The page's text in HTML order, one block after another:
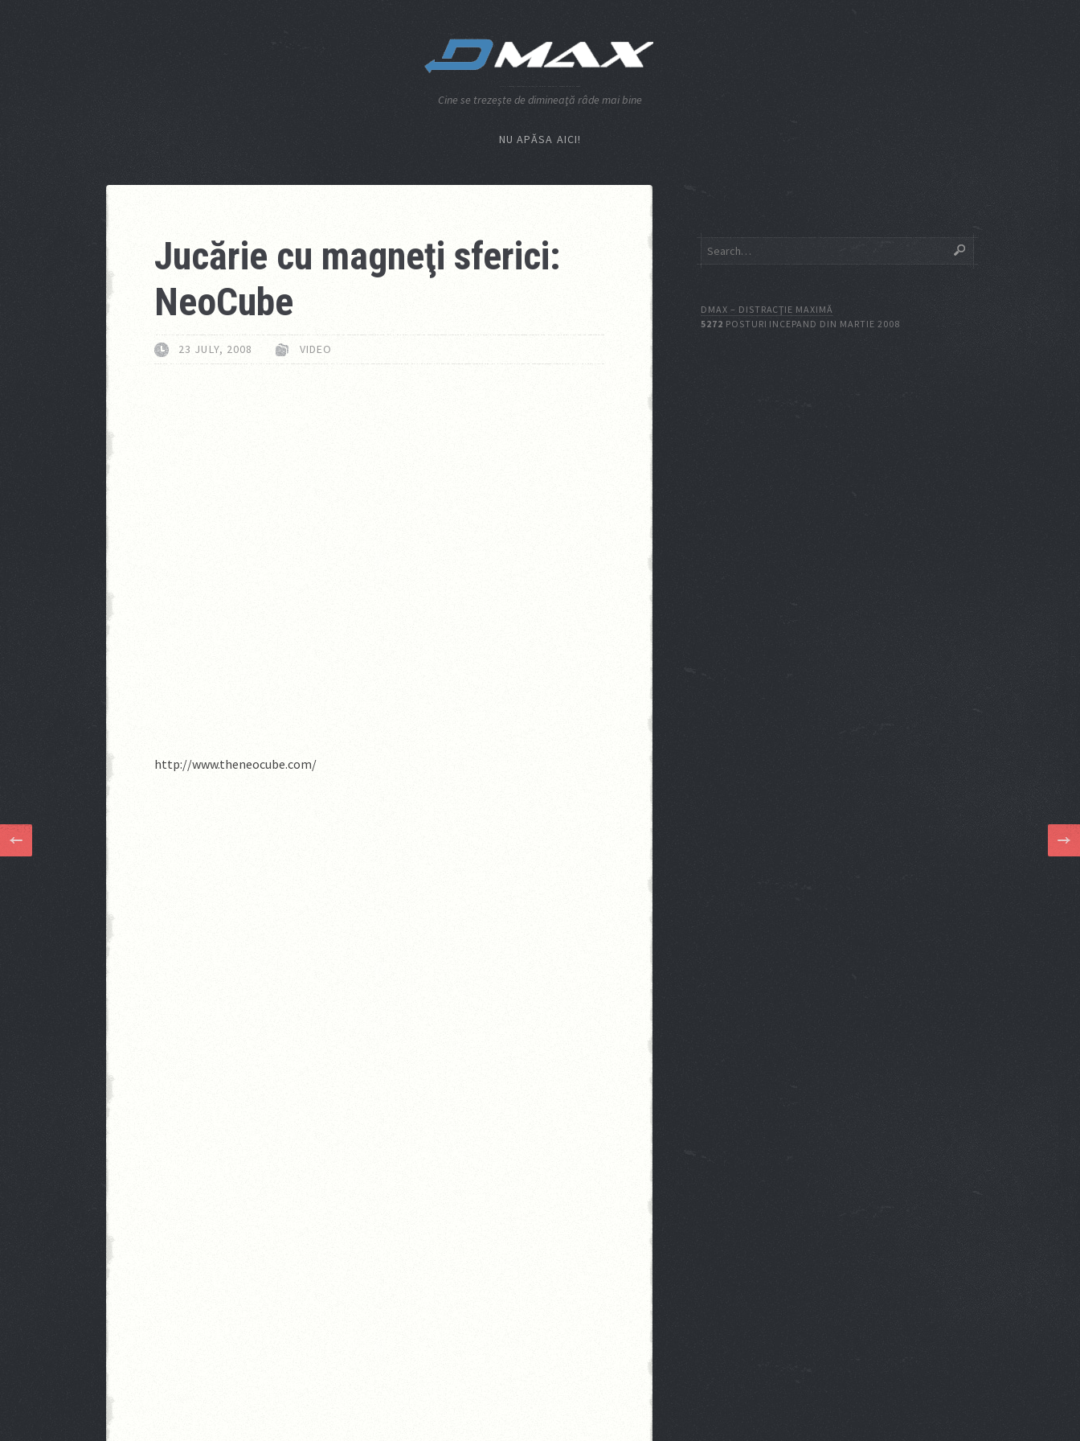
Cine se trezeşte de dimineaţă râde mai bine
NU APĂSA AICI!
Jucărie cu magneţi sferici:
NeoCube
23 JULY, 2008 VIDEO
http://www.theneocube.com/
DMAX – DISTRACŢIE MAXIMĂ
5272 POSTURI INCEPAND DIN MARTIE 2008